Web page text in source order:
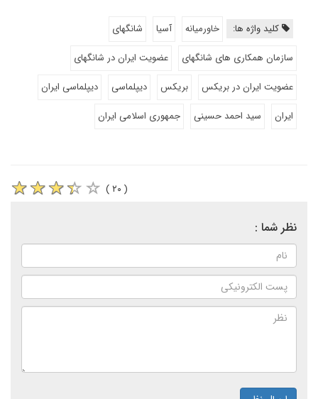
کلید واژه ها: خاورمیانه آسیا
شانگهای
سازمان همکاری های شانگهای
عضویت ایران در شانگهای
عضویت ایران در بریکس
بریکس دیپلماسی
دیپلماسی ایران
ایران
سید احمد حسینی جمهوری اسلامی ایران
( ۲۰ )
نظر شما :